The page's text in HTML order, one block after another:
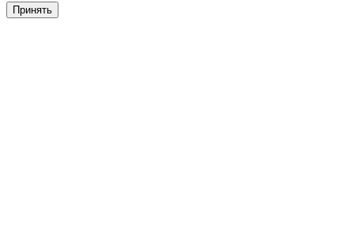
Принять